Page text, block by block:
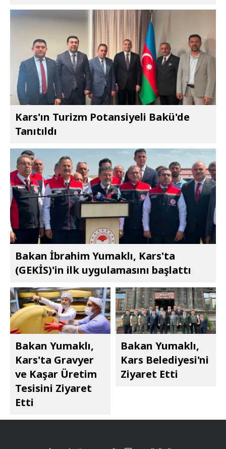
Kars'ın Turizm Potansiyeli Bakü'de
Tanıtıldı
Bakan İbrahim Yumaklı, Kars'ta
(GEKİS)'in ilk uygulamasını başlattı
Bakan Yumaklı,
Kars'ta Gravyer
ve Kaşar Üretim
Tesisini Ziyaret
Etti
Bakan Yumaklı,
Kars Belediyesi'ni
Ziyaret Etti